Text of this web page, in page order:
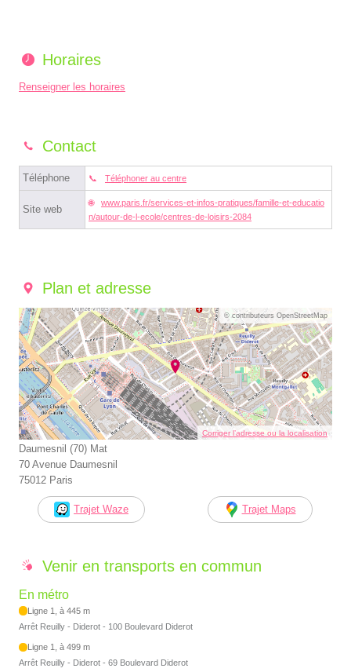
Horaires
Renseigner les horaires
Contact
Téléphone Téléphoner au centre
Site web
www.paris.fr/services-et-infos-pratiques/famille-et-educatio
n/autour-de-l-ecole/centres-de-loisirs-2084
Plan et adresse
© contributeurs OpenStreetMap
Corriger l’adresse ou la localisation
Daumesnil (70) Mat
70 Avenue Daumesnil
75012 Paris
Trajet Waze Trajet Maps
Venir en transports en commun
En métro
Ligne 1, à 445 m
Arrêt Reuilly - Diderot - 100 Boulevard Diderot
Ligne 1, à 499 m
Arrêt Reuilly - Diderot - 69 Boulevard Diderot